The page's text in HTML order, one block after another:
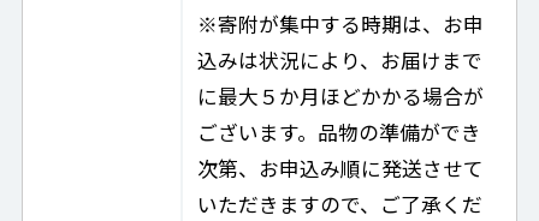
※寄附が集中する時期は、お申
込みは状況により、お届けまで
に最大５か月ほどかかる場合が
ございます。品物の準備ができ
次第、お申込み順に発送させて
いただきますので、ご了承くだ